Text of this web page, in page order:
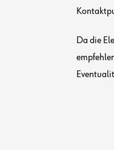
Da die